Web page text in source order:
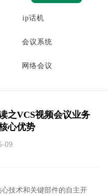
ip话机
会议系统
网络会议
之VCS视频会议业务
心优势
09
技术和关键部件的自主开